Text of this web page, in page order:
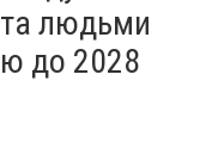
людьми
до 2028